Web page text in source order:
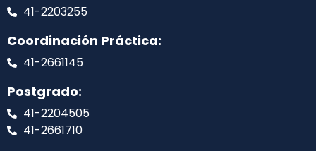
41-2203255
Coordinación Práctica:
41-2661145
Postgrado:
41-2204505
41-2661710